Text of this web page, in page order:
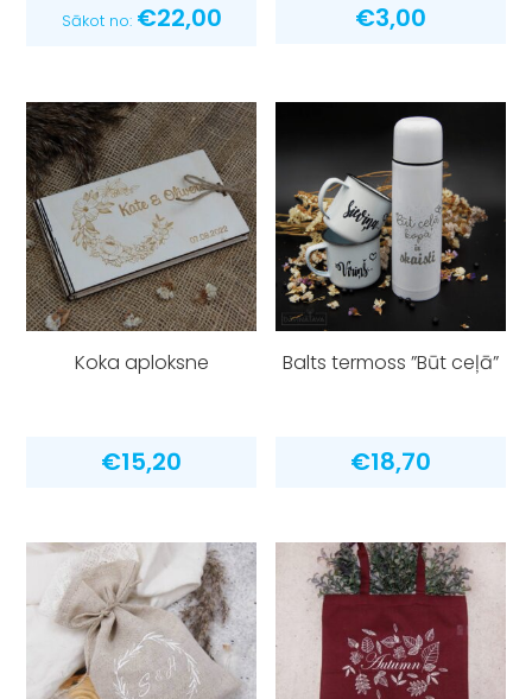
Sākot no: €22,00 €3,00
Koka aploksne
€15,20
Balts termoss ”Būt ceļā”
€18,70